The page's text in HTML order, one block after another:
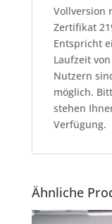
Vollversion
Zertifikat
Entspricht
Laufzeit
Nutzern
möglich.
stehen
Verfügung.
Ähnliche